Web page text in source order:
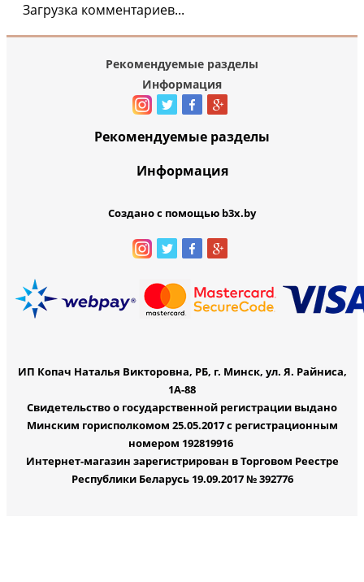
Загрузка комментариев...
Рекомендуемые разделы
Информация
Рекомендуемые разделы
Информация
Создано с помощью b3x.by
ИП Копач Наталья Викторовна, РБ, г. Минск, ул. Я. Райниса,
1А-88
Свидетельство о государственной регистрации выдано
Минским горисполкомом 25.05.2017 с регистрационным
номером 192819916
Интернет-магазин зарегистрирован в Торговом Реестре
Республики Беларусь 19.09.2017 № 392776